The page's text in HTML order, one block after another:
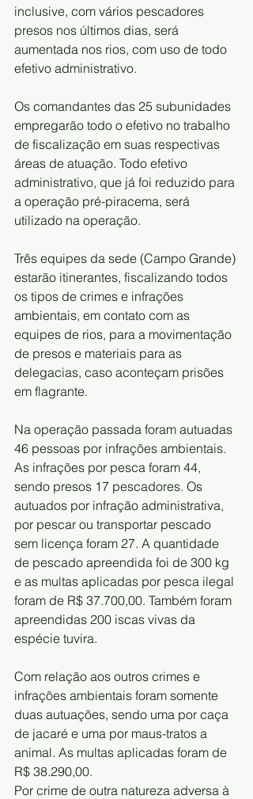
inclusive, com vários pescadores
presos nos últimos dias, será
aumentada nos rios, com uso de todo
efetivo administrativo.
Os comandantes das 25 subunidades
empregarão todo o efetivo no trabalho
de fiscalização em suas respectivas
áreas de atuação. Todo efetivo
administrativo, que já foi reduzido para
a operação pré-piracema, será
utilizado na operação.
Três equipes da sede (Campo Grande)
estarão itinerantes, fiscalizando todos
os tipos de crimes e infrações
ambientais, em contato com as
equipes de rios, para a movimentação
de presos e materiais para as
delegacias, caso aconteçam prisões
em flagrante.
Na operação passada foram autuadas
46 pessoas por infrações ambientais.
As infrações por pesca foram 44,
sendo presos 17 pescadores. Os
autuados por infração administrativa,
por pescar ou transportar pescado
sem licença foram 27. A quantidade
de pescado apreendida foi de 300 kg
e as multas aplicadas por pesca ilegal
foram de R$ 37.700,00. Também foram
apreendidas 200 iscas vivas da
espécie tuvira.
Com relação aos outros crimes e
infrações ambientais foram somente
duas autuações, sendo uma por caça
de jacaré e uma por maus-tratos a
animal. As multas aplicadas foram de
R$ 38.290,00.
Por crime de outra natureza adversa à